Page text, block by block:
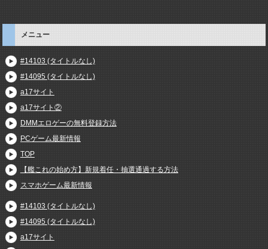
メニュー
#14103 (タイトルなし)
#14095 (タイトルなし)
a17サイト
a17サイト②
DMMエロゲーの無料登録方法
PCゲーム最新情報
TOP
【艦これの始め方】新規着任・抽選通過する方法
スマホゲーム最新情報
#14103 (タイトルなし)
#14095 (タイトルなし)
a17サイト